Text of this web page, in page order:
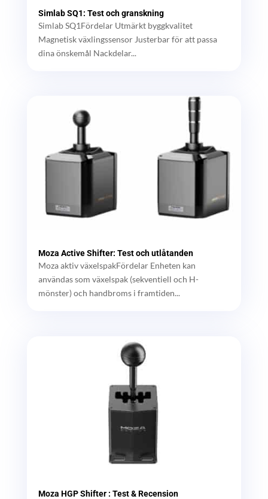
Simlab SQ1: Test och granskning
Simlab SQ1Fördelar Utmärkt byggkvalitet
Magnetisk växlingssensor Justerbar för att passa
dina önskemål Nackdelar...
Moza Active Shifter: Test och utlåtanden
Moza aktiv växelspakFördelar Enheten kan
användas som växelspak (sekventiell och H-
mönster) och handbroms i framtiden...
Moza HGP Shifter : Test & Recension